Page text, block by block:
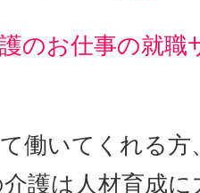
のお仕事の就職
働いてくれる
護は人材育成